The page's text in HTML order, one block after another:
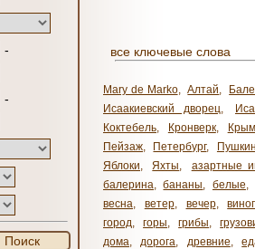
-
-
Поиск
все ключевые слова
Mary de Marko, Алтай,
Исаакиевский дворец,
Коктебель, Кронверк,
Крым
Пейзаж, Петербург,
Яблоки, Яхты,
азартные
балерина, бананы, белые,
весна, ветер, вечер,
город, горы, грибы,
дома, дорога, древние,